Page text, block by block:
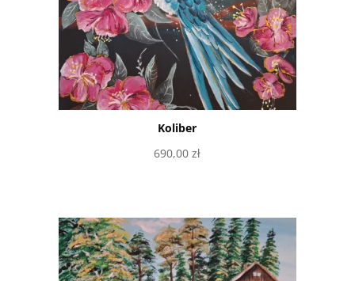
Koliber
690,00zł